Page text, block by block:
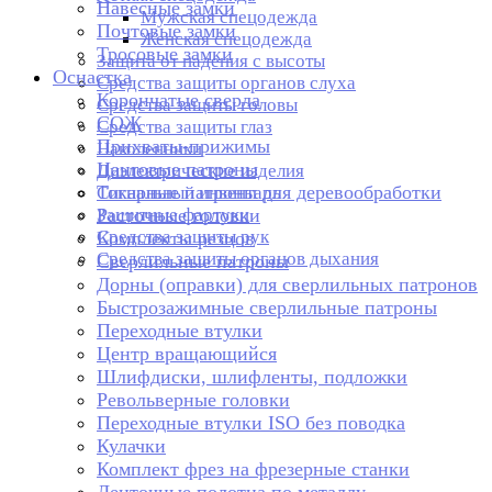
Мужская спецодежда
Женская спецодежда
Защита от падения с высоты
Средства защиты органов слуха
Средства защиты головы
Средства защиты глаз
Наколенники
Диэлектрические изделия
Сигнальный инвентарь
Защитные фартуки
Средства защиты рук
Средства защиты органов дыхания
Навесные замки
Почтовые замки
Тросовые замки
Оснастка
Корончатые сверла
СОЖ
Прихваты-прижимы
Цанговые патроны
Токарные патроны для деревообработки
Расточные головки
Комплекты резцов
Сверлильные патроны
Дорны (оправки) для сверлильных патронов
Быстрозажимные сверлильные патроны
Переходные втулки
Центр вращающийся
Шлифдиски, шлифленты, подложки
Револьверные головки
Переходные втулки ISO без поводка
Кулачки
Комплект фрез на фрезерные станки